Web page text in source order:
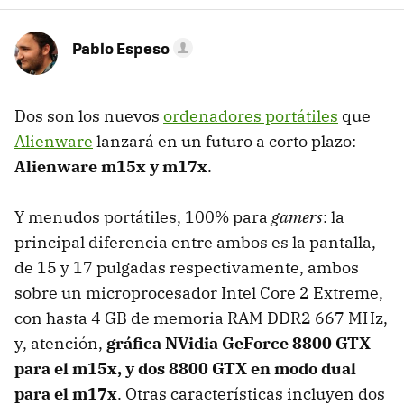
Pablo Espeso
Dos son los nuevos ordenadores portátiles que
Alienware lanzará en un futuro a corto plazo:
Alienware m15x y m17x.
Y menudos portátiles, 100% para gamers: la
principal diferencia entre ambos es la pantalla,
de 15 y 17 pulgadas respectivamente, ambos
sobre un microprocesador Intel Core 2 Extreme,
con hasta 4 GB de memoria RAM DDR2 667 MHz,
y, atención, gráfica NVidia GeForce 8800 GTX
para el m15x, y dos 8800 GTX en modo dual
para el m17x. Otras características incluyen dos